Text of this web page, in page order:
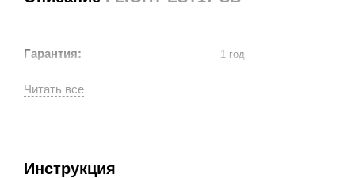
Гарантия: 1 год
Инструкция